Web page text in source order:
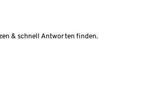
& schnell Antworten finden.